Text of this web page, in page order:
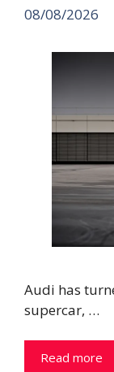
08/08/2026
Audi has
supercar, …
Read more